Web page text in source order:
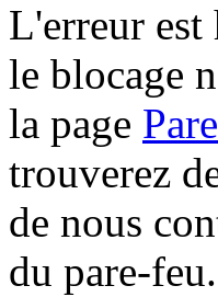
L'erreur est
le blocage
la page
trouverez
de nous
du pare-feu.